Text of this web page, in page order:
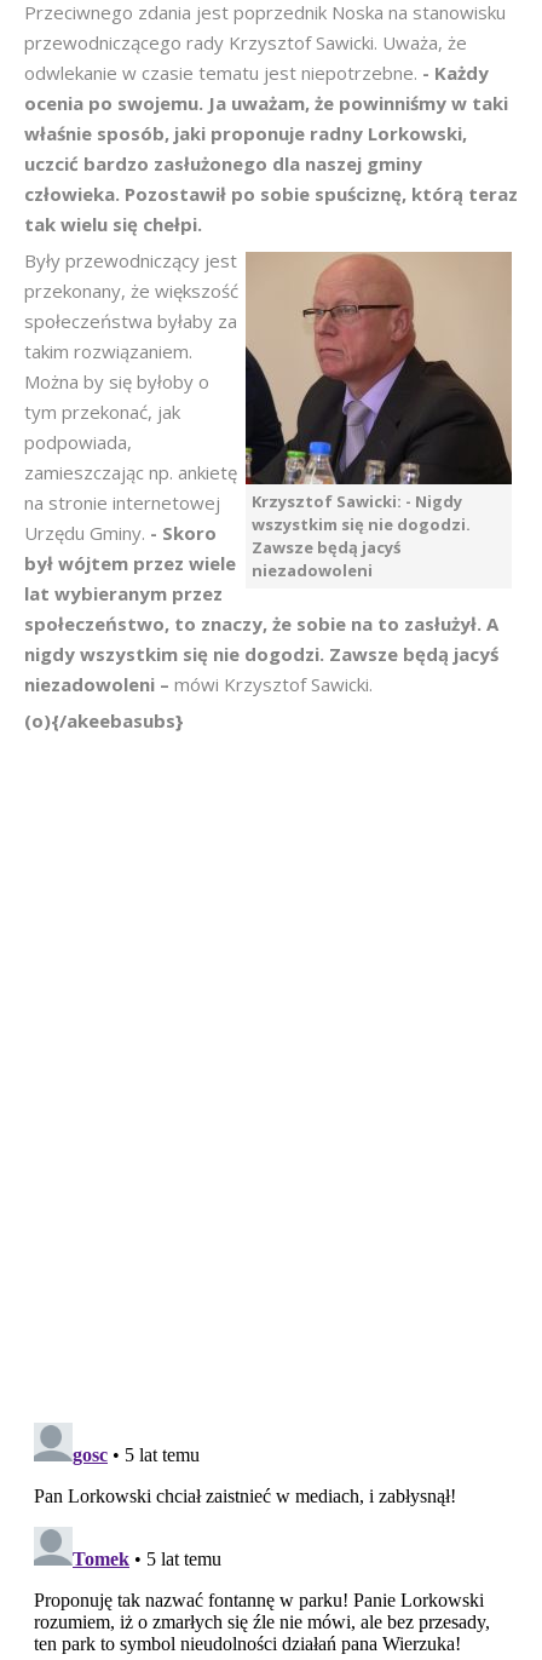
Przeciwnego zdania jest poprzednik Noska na stanowisku
przewodniczącego rady Krzysztof Sawicki. Uważa, że
odwlekanie w czasie tematu jest niepotrzebne. - Każdy
ocenia po swojemu. Ja uważam, że powinniśmy w taki
właśnie sposób, jaki proponuje radny Lorkowski,
uczcić bardzo zasłużonego dla naszej gminy
człowieka. Pozostawił po sobie spuściznę, którą teraz
tak wielu się chełpi.
Krzysztof Sawicki: - Nigdy
wszystkim się nie dogodzi.
Zawsze będą jacyś
niezadowoleni
Były przewodniczący jest
przekonany, że większość
społeczeństwa byłaby za
takim rozwiązaniem.
Można by się byłoby o
tym przekonać, jak
podpowiada,
zamieszczając np. ankietę
na stronie internetowej
Urzędu Gminy. - Skoro
był wójtem przez wiele
lat wybieranym przez
społeczeństwo, to znaczy, że sobie na to zasłużył. A
nigdy wszystkim się nie dogodzi. Zawsze będą jacyś
niezadowoleni – mówi Krzysztof Sawicki.
(o){/akeebasubs}